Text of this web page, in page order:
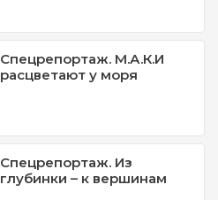
Спецрепортаж. М.А.К.И
расцветают у моря
Спецрепортаж. Из
глубинки – к вершинам